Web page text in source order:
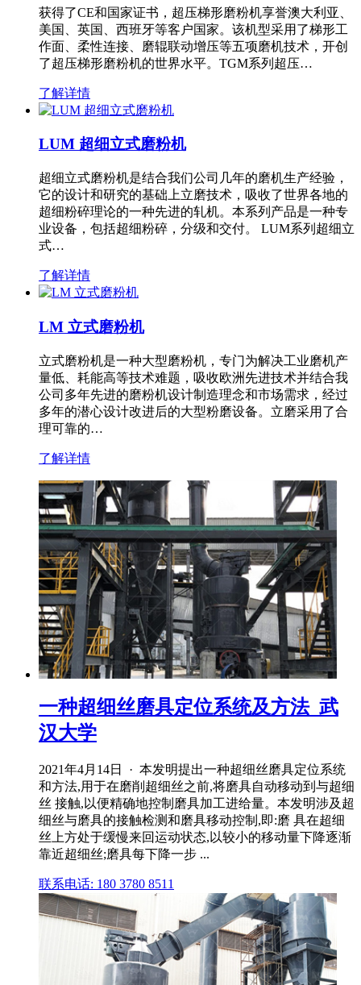
获得了CE和国家证书，超压梯形磨粉机享誉澳大利亚、
美国、英国、西班牙等客户国家。该机型采用了梯形工
作面、柔性连接、磨辊联动增压等五项磨机技术，开创
了超压梯形磨粉机的世界水平。TGM系列超压…
了解详情
LUM 超细立式磨粉机
超细立式磨粉机是结合我们公司几年的磨机生产经验，
它的设计和研究的基础上立磨技术，吸收了世界各地的
超细粉碎理论的一种先进的轧机。本系列产品是一种专
业设备，包括超细粉碎，分级和交付。 LUM系列超细立
式…
了解详情
LM 立式磨粉机
立式磨粉机是一种大型磨粉机，专门为解决工业磨机产
量低、耗能高等技术难题，吸收欧洲先进技术并结合我
公司多年先进的磨粉机设计制造理念和市场需求，经过
多年的潜心设计改进后的大型粉磨设备。立磨采用了合
理可靠的…
了解详情
一种超细丝磨具定位系统及方法_武
汉大学
2021年4月14日 · 本发明提出一种超细丝磨具定位系统
和方法,用于在磨削超细丝之前,将磨具自动移动到与超细
丝 接触,以便精确地控制磨具加工进给量。本发明涉及超
细丝与磨具的接触检测和磨具移动控制,即:磨 具在超细
丝上方处于缓慢来回运动状态,以较小的移动量下降逐渐
靠近超细丝;磨具每下降一步 ...
联系电话: 180 3780 8511